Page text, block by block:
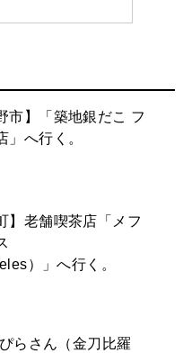
市】「築地銀だこ フ
」へ行く。
】老舗喫茶店「メフ
）」へ行く。
らさん（金刀比羅